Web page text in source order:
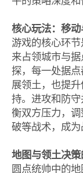
核心玩法：移
游戏的核心环
来占领城市与
探，每一处据
展领土，也提
持。进攻和防
衡双方压力，
破等战术，成为
地图与领土决
圆点统帅中的